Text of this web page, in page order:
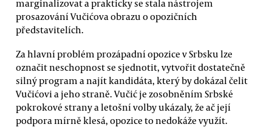
marginalizovat a prakticky se stala nástrojem
prosazování Vučićova obrazu o opozičních
představitelích.
Za hlavní problém prozápadní opozice v Srbsku lze
označit neschopnost se sjednotit, vytvořit dostatečně
silný program a najít kandidáta, který by dokázal čelit
Vučićovi a jeho straně. Vučić je zosobněním Srbské
pokrokové strany a letošní volby ukázaly, že ač její
podpora mírně klesá, opozice to nedokáže využít.